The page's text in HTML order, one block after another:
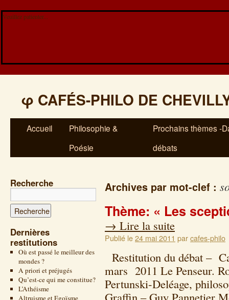
Veuillez patienter...
φ CAFÉS-PHILO DE
Accueil
Philosophie &
Poésie
Prochains thèmes -
débats
Recherche
Dernières
restitutions
Où est passé le meilleur des
mondes ?
A priori et préjugés
Qu’est-ce qui me constitue?
L’Athéisme
Altruisme et Egoïsme
Archives par mot-clef :
Thème: « Les
→ Lire la suite
Publié le24 mai 2011 parcafes-philo
Restitution du débat –
mars 2011 Le Penseur.
Pertunski-Deléage,
Graffin – Guy Pannetier